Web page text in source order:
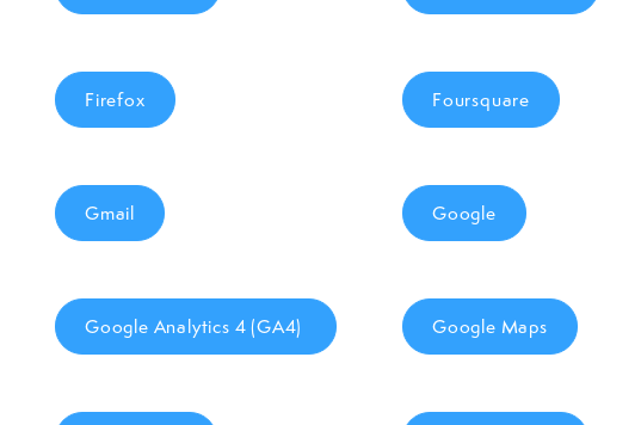
Firefox Foursquare
Gmail Google
Google Analytics 4 (GA4) Google Maps